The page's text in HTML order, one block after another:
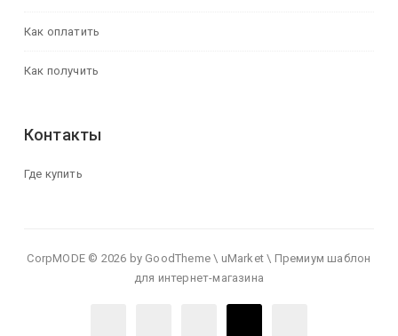
Как оплатить
Как получить
Контакты
Где купить
CorpMODE © 2026 by GoodTheme \ uMarket \ Премиум шаблон
для интернет-магазина